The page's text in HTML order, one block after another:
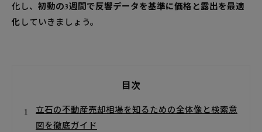
化し、 初動の3週間で反響データを基準に価格と露出を最適
化 していきましょう。
目次
立石の不動産売却相場を知るための全体像と検索意
図を徹底ガイド